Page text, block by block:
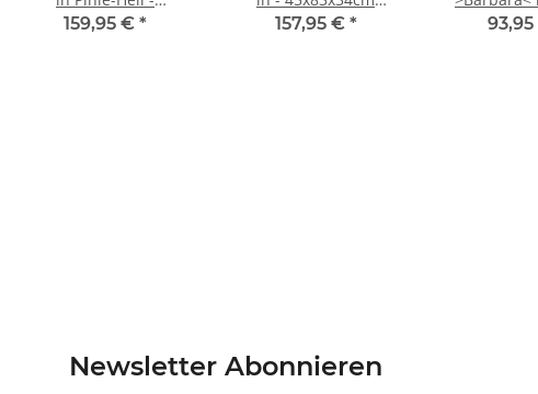
48x85x43cm (BxHxT)
159,95 € *
(BxHxT)
157,95 € *
Lärche -
Newsletter Abonnieren